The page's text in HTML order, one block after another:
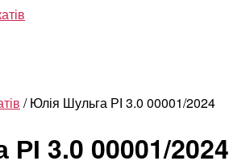
/ Юлія Шульга РІ 3.0 00001/2024
3.0 00001/2024